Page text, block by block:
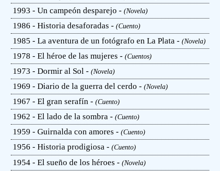
1993 - Un campeón desparejo -(Novela)
1986 - Historia desaforadas -(Cuento)
1985 - La aventura de un fotógrafo en La Plata -(Novela)
1978 - El héroe de las mujeres -(Cuentos)
1973 - Dormir al Sol -(Novela)
1969 - Diario de la guerra del cerdo -(Novela)
1967 - El gran serafín -(Cuento)
1962 - El lado de la sombra -(Cuento)
1959 - Guirnalda con amores -(Cuento)
1956 - Historia prodigiosa -(Cuento)
1954 - El sueño de los héroes -(Novela)